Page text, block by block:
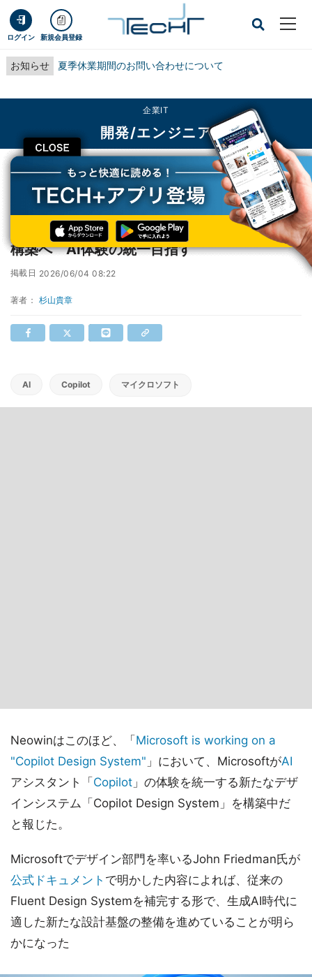
ログイン 新規会員登録
お知らせ 夏季休業期間のお問い合わせについて
CLOSE
企業IT
開発/エンジニア
TECH+ 企業IT
開発/エンジニア
Microsoft、Copilot向け新デザインシステム構築へ AI体験の統一目指す
Microsoft、Copilot向け新デザインシステム
構築へ AI体験の統一目指す
掲載日 2026/06/04 08:22
著者： 杉山貴章
AI Copilot マイクロソフト
Neowinはこのほど、「 Microsoft is working on a
"Copilot Design System" 」において、MicrosoftがAI
アシスタント「 Copilot 」の体験を統一する新たなデザ
インシステム「Copilot Design System」を構築中だ
と報じた。
Microsoftでデザイン部門を率いるJohn Friedman氏が
公式ドキュメント で明かした内容によれば、従来の
Fluent Design Systemを補完する形で、生成AI時代に
適した新たな設計基盤の整備を進めていることが明ら
かになった